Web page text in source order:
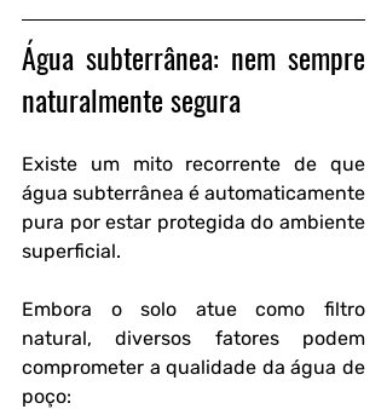
Água subterrânea: nem sempre
naturalmente segura
Existe um mito recorrente de que
água subterrânea é automaticamente
pura por estar protegida do ambiente
superficial.
Embora o solo atue como filtro
natural, diversos fatores podem
comprometer a qualidade da água de
poço: